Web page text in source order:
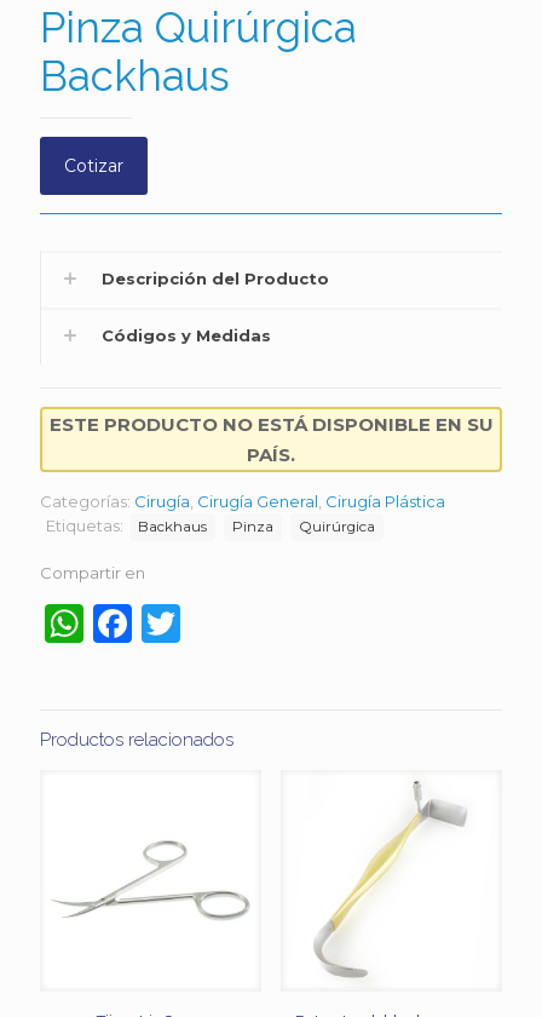
Pinza Quirúrgica
Backhaus
Cotizar
Descripción del Producto
Códigos y Medidas
ESTE PRODUCTO NO ESTÁ DISPONIBLE EN SU
PAÍS.
Categorías: Cirugía Cirugía General Cirugía Plástica
Etiquetas:
Backhaus Pinza Quirúrgica
Compartir en
WhatsApp
Facebook
Productos relacionados